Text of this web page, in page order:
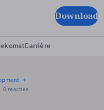
Download
Carrière
0 reacties